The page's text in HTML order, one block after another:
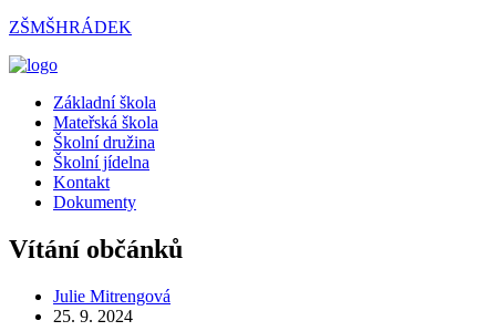
Přejít
obsahu
ZŠMŠHRÁDEK
Menu
Základní škola
Mateřská škola
Školní družina
Školní jídelna
Kontakt
Dokumenty
Vítání občánků
Autor
příspěvku
Julie Mitrengová
Příspěvek
25. 9. 2024